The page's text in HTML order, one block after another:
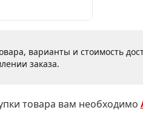
варианты и стоимость
заказа.
товара вам необходимо